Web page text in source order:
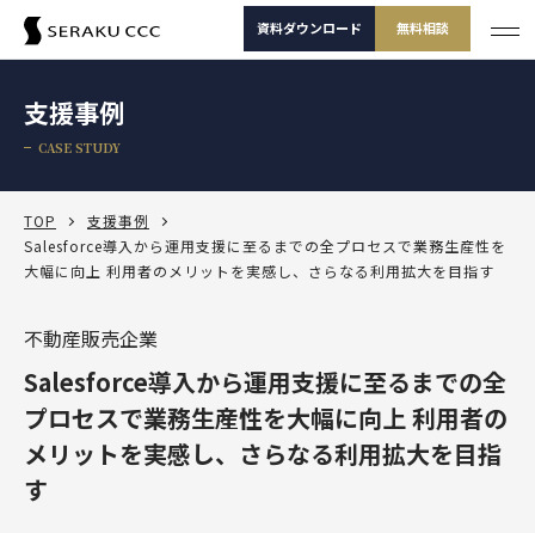
資料ダウンロード 無料相談
サービス一覧
Salesforce活用診断
-30秒でかんたん診断-
サービスから選
製品から選ぶ 課題から選ぶ
サービス一覧
サービスから選ぶ
セールスコンサルティング支援
Salesforce
ダッシュボードワークショップ
カスタマージャーニーワークショップ
定着・運用支援（常駐・リモート）
Salesforce
Tableau
その他サービス
BtoBマーケティング支援
製品から選ぶ
Salesforce
定着・活用支援
運用(常駐・リモート)支援
Tableau
定着・活用支援
Account Engagement（旧 Pardot）
課題から選ぶ
よくある課題
Salesforceを導入したけどうまく使えていない
支援事例
セミナー
コラム
お役立ち資料
選ばれる理由
支援事例
CASE STUDY
TOP
支援事例
Salesforce導入から運用支援に至るまでの全プロセスで業務生産性を
大幅に向上 利用者のメリットを実感し、さらなる利用拡大を目指す
不動産販売企業
Salesforce導入から運用支援に至るまでの全
プロセスで業務生産性を大幅に向上 利用者の
メリットを実感し、さらなる利用拡大を目指
す